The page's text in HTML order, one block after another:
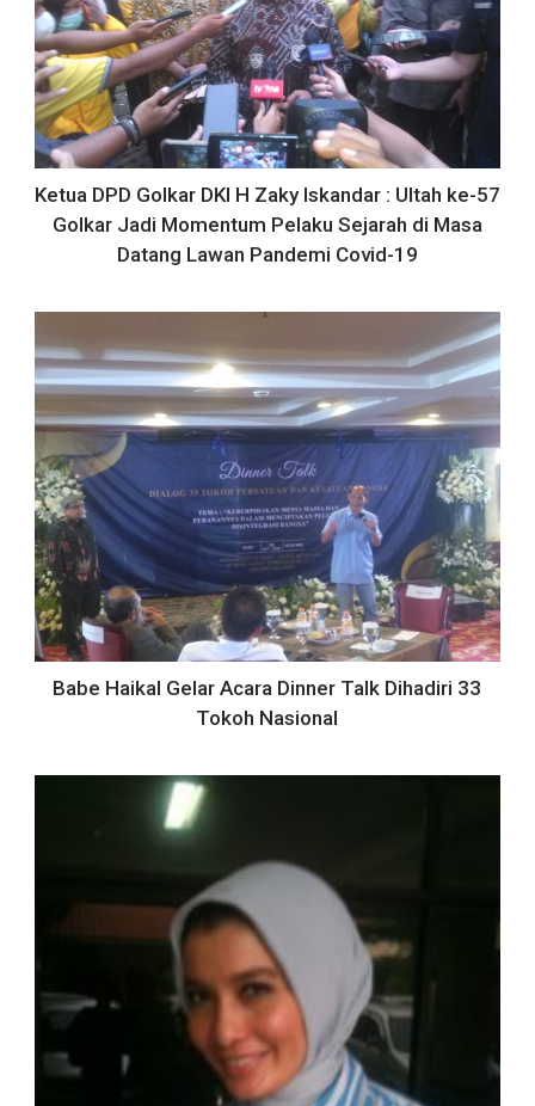
Ketua DPD Golkar DKI H Zaky Iskandar : Ultah ke-57
Golkar Jadi Momentum Pelaku Sejarah di Masa
Datang Lawan Pandemi Covid-19
Babe Haikal Gelar Acara Dinner Talk Dihadiri 33
Tokoh Nasional